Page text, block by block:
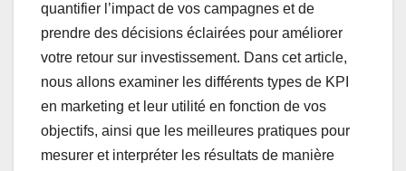
quantifier l’impact de vos campagnes et de
prendre des décisions éclairées pour améliorer
votre retour sur investissement. Dans cet article,
nous allons examiner les différents types de KPI
en marketing et leur utilité en fonction de vos
objectifs, ainsi que les meilleures pratiques pour
mesurer et interpréter les résultats de manière